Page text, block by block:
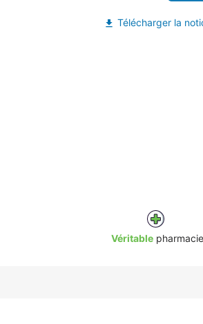
file_download Télécharger la
Véritable pharmacie